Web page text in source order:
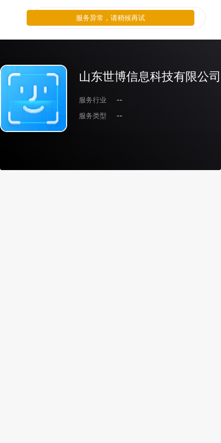
山东世博信息科技有限公司
服务行业
--
服务类型
--
服务异常，请稍候再试